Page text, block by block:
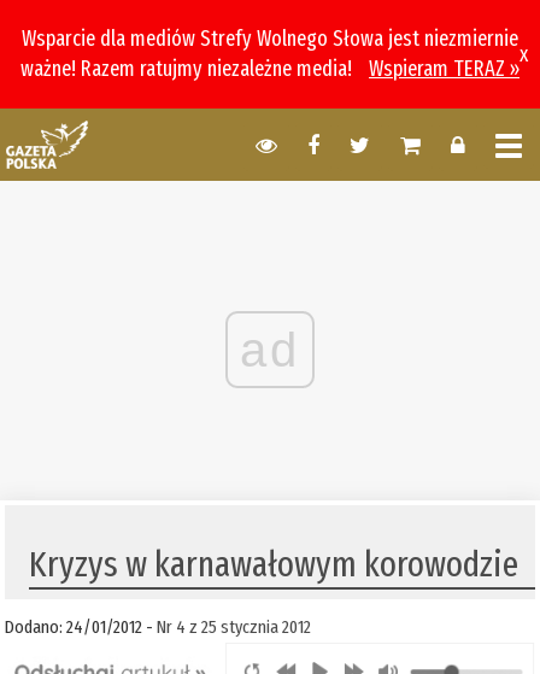
Wsparcie dla mediów Strefy Wolnego Słowa jest niezmiernie
ważne! Razem ratujmy niezależne media!
Wspieram TERAZ »
x
ad
Kryzys w karnawałowym korowodzie
Dodano: 24/01/2012 -Nr 4 z 25 stycznia 2012